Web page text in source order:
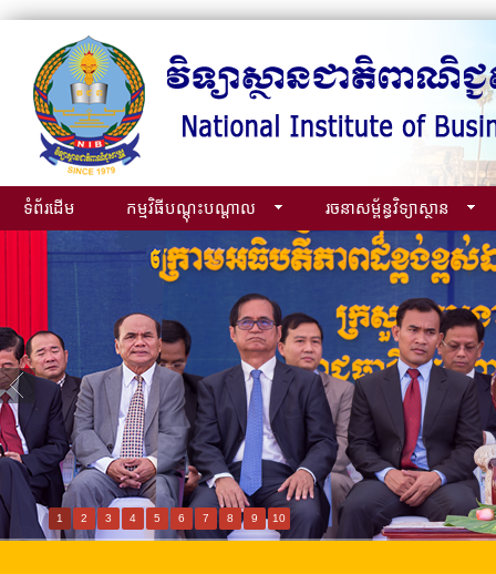
ទំព័រដើម កម្មវិធីបណ្ដុះបណ្ដាល រចនាសម្ព័ន្ធវិទ្យាស្ថាន
1 2 3 4 5 6 7 8 9 10